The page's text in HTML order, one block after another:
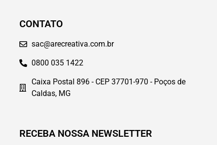
CONTATO
sac@arecreativa.com.br
0800 035 1422
Caixa Postal 896 - CEP 37701-970 - Poços de
Caldas, MG
RECEBA NOSSA NEWSLETTER